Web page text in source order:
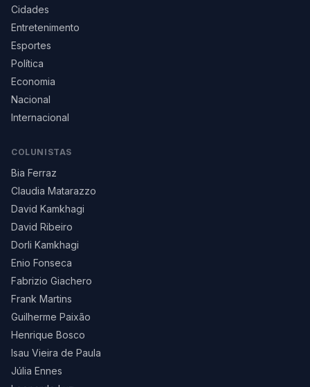
Cidades
Entretenimento
Esportes
Política
Economia
Nacional
Internacional
COLUNISTAS
Bia Ferraz
Claudia Matarazzo
David Kamkhagi
David Ribeiro
Dorli Kamkhagi
Enio Fonseca
Fabrizio Giachero
Frank Martins
Guilherme Paixão
Henrique Bosco
Isau Vieira de Paula
Júlia Ennes